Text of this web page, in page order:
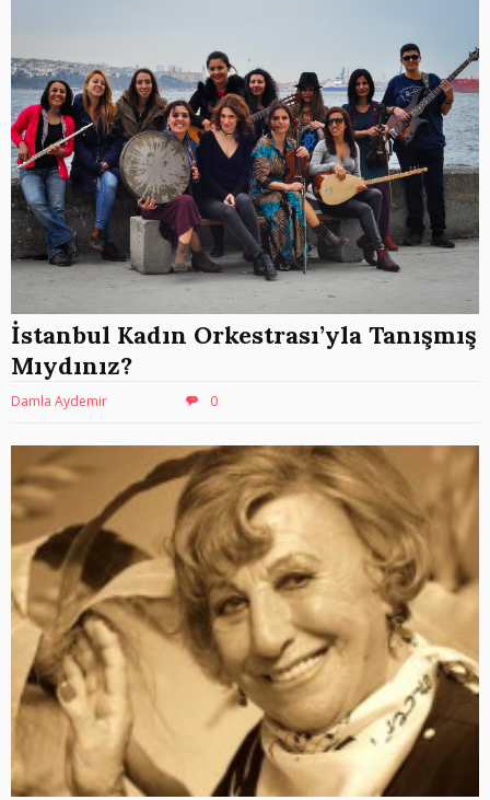
İstanbul Kadın Orkestrası’yla Tanışmış
Mıydınız?
Damla Aydemir 0